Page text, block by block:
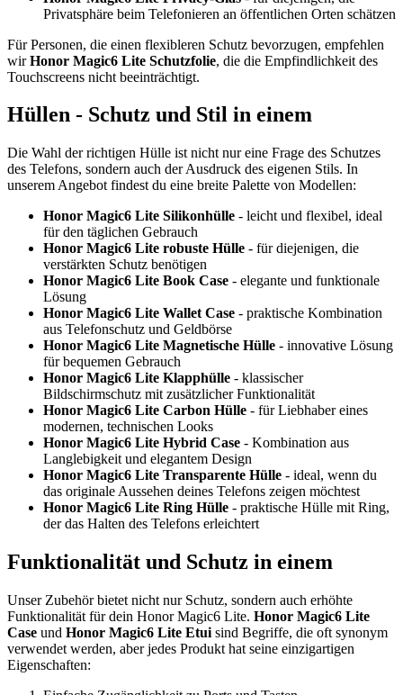
Privatsphäre beim Telefonieren an öffentlichen Orten schätzen
Für Personen, die einen flexibleren Schutz bevorzugen, empfehlen
wirHonor Magic6 Lite Schutzfolie, die die Empfindlichkeit des
Touchscreens nicht beeinträchtigt.
Hüllen - Schutz und Stil in einem
Die Wahl der richtigen Hülle ist nicht nur eine Frage des Schutzes
des Telefons, sondern auch der Ausdruck des eigenen Stils. In
unserem Angebot findest du eine breite Palette von Modellen:
Honor Magic6 Lite Silikonhülle - leicht und flexibel, ideal
für den täglichen Gebrauch
Honor Magic6 Lite robuste Hülle - für diejenigen, die
verstärkten Schutz benötigen
Honor Magic6 Lite Book Case - elegante und funktionale
Lösung
Honor Magic6 Lite Wallet Case - praktische Kombination
aus Telefonschutz und Geldbörse
Honor Magic6 Lite Magnetische Hülle - innovative Lösung
für bequemen Gebrauch
Honor Magic6 Lite Klapphülle - klassischer
Bildschirmschutz mit zusätzlicher Funktionalität
Honor Magic6 Lite Carbon Hülle - für Liebhaber eines
modernen, technischen Looks
Honor Magic6 Lite Hybrid Case - Kombination aus
Langlebigkeit und elegantem Design
Honor Magic6 Lite Transparente Hülle - ideal, wenn du
das originale Aussehen deines Telefons zeigen möchtest
Honor Magic6 Lite Ring Hülle - praktische Hülle mit Ring,
der das Halten des Telefons erleichtert
Funktionalität und Schutz in einem
Unser Zubehör bietet nicht nur Schutz, sondern auch erhöhte
Funktionalität für dein Honor Magic6 Lite. Honor Magic6 Lite
Case und Honor Magic6 Lite Etui sind Begriffe, die oft synonym
verwendet werden, aber jedes Produkt hat seine einzigartigen
Eigenschaften: